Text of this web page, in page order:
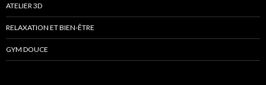
ATELIER 3D
RELAXATION ET BIEN-ÊTRE
GYM DOUCE